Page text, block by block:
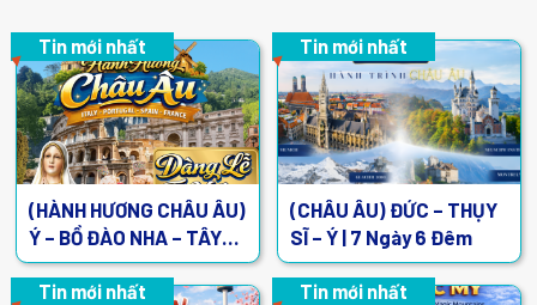
Tin mới nhất
(HÀNH HƯƠNG CHÂU ÂU)
Ý – BỒ ĐÀO NHA – TÂY
BAN NHA – PHÁP | 12
Ngày 11 Đêm
Tin mới nhất
(CHÂU ÂU) ĐỨC – THỤY
SĨ – Ý | 7 Ngày 6 Đêm
Tin mới nhất Tin mới nhất